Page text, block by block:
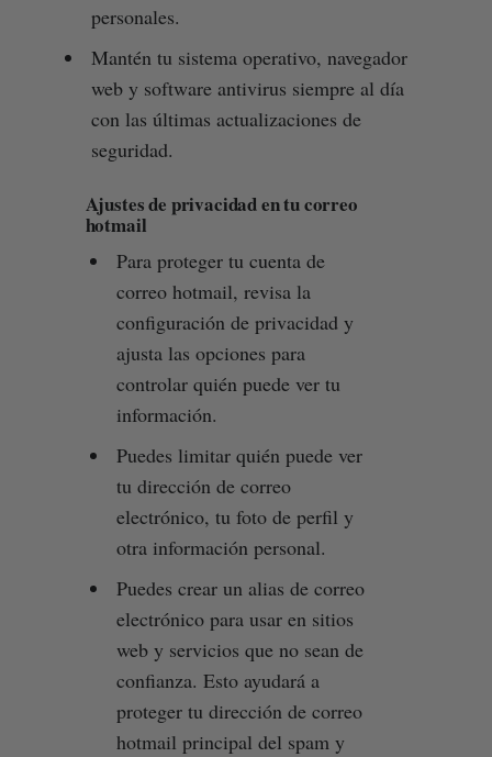
personales.
Mantén tu sistema operativo, navegador
web y software antivirus siempre al día
con las últimas actualizaciones de
seguridad.
Ajustes de privacidad en tu correo
hotmail
Para proteger tu cuenta de
correo hotmail, revisa la
configuración de privacidad y
ajusta las opciones para
controlar quién puede ver tu
información.
Puedes limitar quién puede ver
tu dirección de correo
electrónico, tu foto de perfil y
otra información personal.
Puedes crear un alias de correo
electrónico para usar en sitios
web y servicios que no sean de
confianza. Esto ayudará a
proteger tu dirección de correo
hotmail principal del spam y